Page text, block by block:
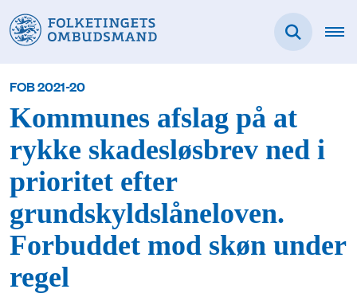
FOB 2021-20
Kommunes afslag på at
rykke skadesløsbrev ned i
prioritet efter
grundskyldslåneloven.
Forbuddet mod skøn under
regel